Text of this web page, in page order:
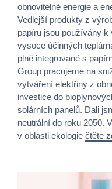
obnovitelné energie a
Vedlejší produkty z
papíru jsou používány k
vysoce účinných
plně integrované s
Group pracujeme na
vytváření elektřiny z
investice do
solárních panelů. Dali
neutrální do roku 2050.
v oblasti ekologie čtěte